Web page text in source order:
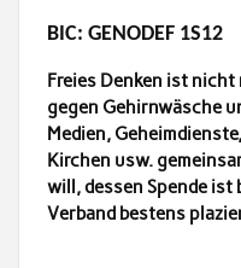
BIC: GENODEF 1S12
Freies Denken ist
gegen Gehirnwäsche
Medien,
Kirchen usw.
will, dessen Spende ist
Verband bestens